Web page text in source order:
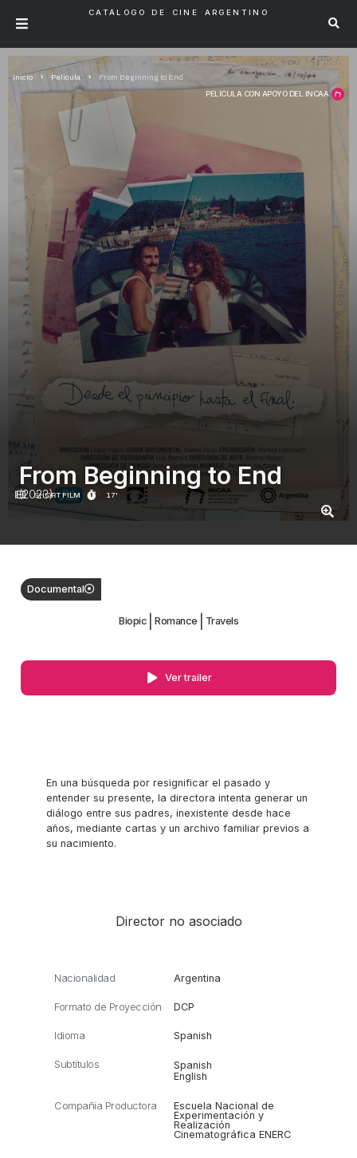
CATÁLOGO DE CINE ARGENTINO
PELÍCULA CON APOYO DEL INCAA
Inicio Pelicula From Beginning to End
SHORT FILM 17'
From Beginning to End
(2023)
Documental
Biopic Romance Travels
Ver trailer
En una búsqueda por resignificar el pasado y
entender su presente, la directora intenta generar un
diálogo entre sus padres, inexistente desde hace
años, mediante cartas y un archivo familiar previos a
su nacimiento.
Director no asociado
Nacionalidad Argentina
Formato de Proyección DCP
Idioma Spanish
Subtítulos
Spanish
English
Compañía Productora
Escuela Nacional de
Experimentación y
Realización
Cinematográfica ENERC